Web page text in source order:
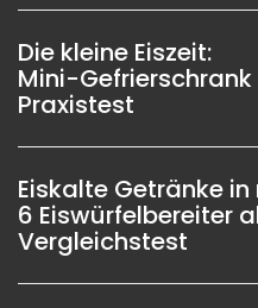
Die kleine Eiszeit:
Mini-Gefrierschrank
Praxistest
Eiskalte Getränke
6 Eiswürfelbereiter
Vergleichstest